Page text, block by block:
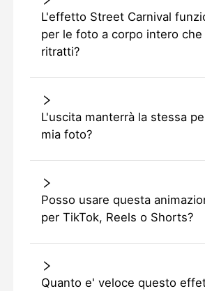
L'effetto Street Carnival
per le foto a corpo intero che
ritratti?
L'uscita manterrà la stessa
mia foto?
Posso usare questa
per TikTok, Reels o Shorts?
Quanto e' veloce questo